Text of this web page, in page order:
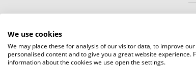
We use cookies
We may place these for analysis of our visitor data, to improve
personalised content and to give you a great website experience.
information about the cookies we use open the settings.